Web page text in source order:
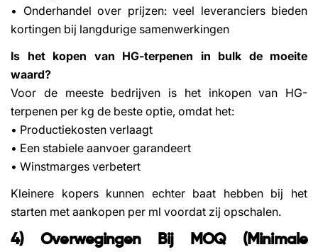
• Onderhandel over prijzen: veel leveranciers bieden
kortingen bij langdurige samenwerkingen
Is het kopen van HG-terpenen in bulk de moeite
waard?
Voor de meeste bedrijven is het inkopen van HG-
terpenen per kg de beste optie, omdat het:
• Productiekosten verlaagt
• Een stabiele aanvoer garandeert
• Winstmarges verbetert
Kleinere kopers kunnen echter baat hebben bij het
starten met aankopen per ml voordat zij opschalen.
4) Overwegingen Bij MOQ (minimale